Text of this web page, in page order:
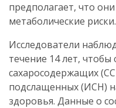
предполагает, что
метаболические риски.
Исследователи
течение 14 лет,
сахаросодержащих
подслащенных (ИСН)
здоровья. Данные о